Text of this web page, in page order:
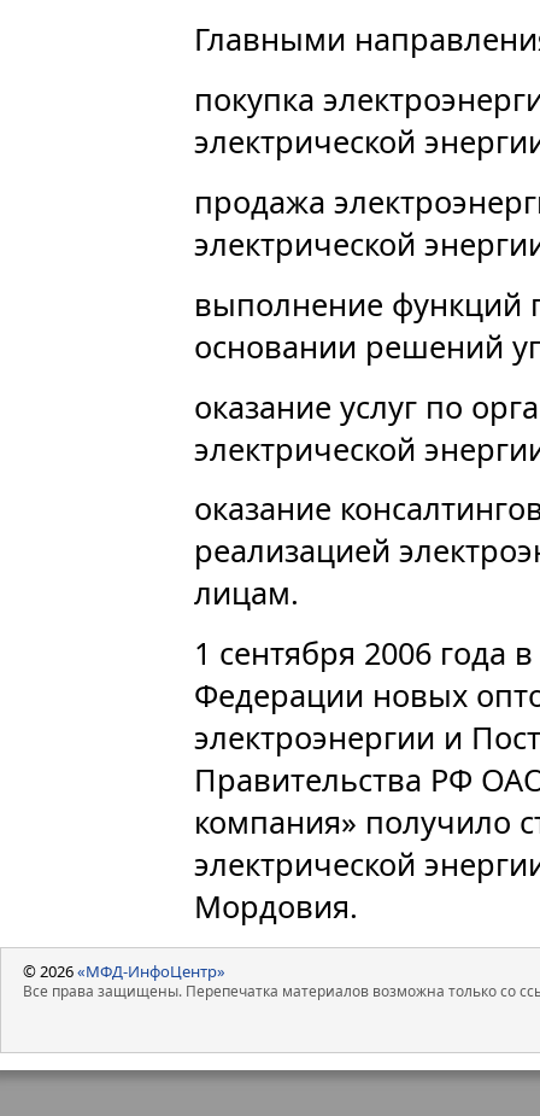
Главными
покупка
электрической
продажа
электрической
выполнение функций
основании решений
оказание услуг по
электрической
оказание
реализацией
лицам.
1 сентября 2006 года
Федерации новых
электроэнергии и
Правительства РФ
компания» получило
электрической
Мордовия.
© 2026«МФД-ИнфоЦентр»
Все права защищены. Перепечатка материалов возможна только со